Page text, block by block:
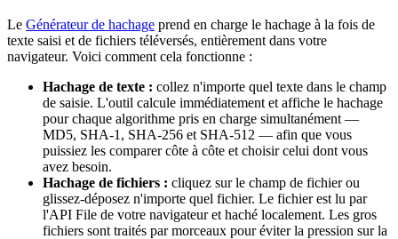
Le Générateur de hachage prend en charge le hachage à la fois de
texte saisi et de fichiers téléversés, entièrement dans votre
navigateur. Voici comment cela fonctionne :
Hachage de texte : collez n'importe quel texte dans le champ
de saisie. L'outil calcule immédiatement et affiche le hachage
pour chaque algorithme pris en charge simultanément —
MD5, SHA-1, SHA-256 et SHA-512 — afin que vous
puissiez les comparer côte à côte et choisir celui dont vous
avez besoin.
Hachage de fichiers : cliquez sur le champ de fichier ou
glissez-déposez n'importe quel fichier. Le fichier est lu par
l'API File de votre navigateur et haché localement. Les gros
fichiers sont traités par morceaux pour éviter la pression sur la